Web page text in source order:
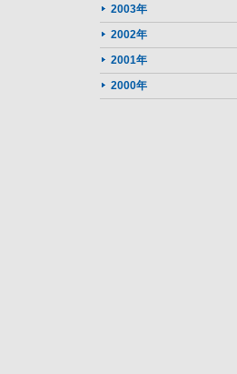
2003年
2002年
2001年
2000年